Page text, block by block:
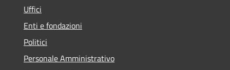
Uffici
Enti e fondazioni
Politici
Personale Amministrativo